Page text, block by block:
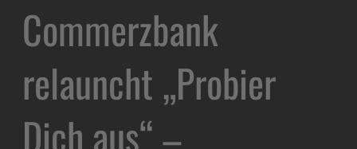
Commerzbank
relauncht „Probier
Dich aus“ –